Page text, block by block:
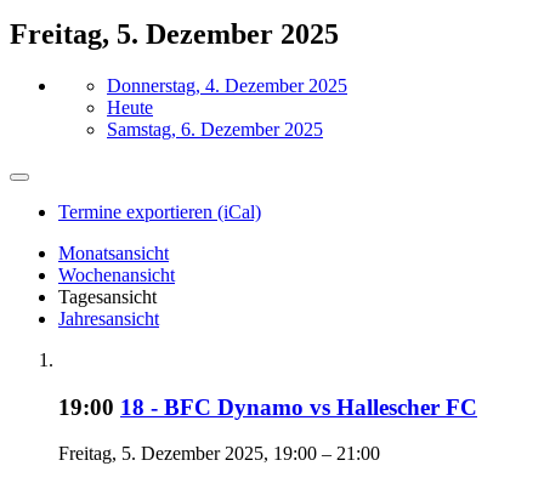
Freitag, 5. Dezember 2025
Donnerstag, 4. Dezember 2025
Heute
Samstag, 6. Dezember 2025
Termine exportieren (iCal)
Monatsansicht
Wochenansicht
Tagesansicht
Jahresansicht
19:00 18 - BFC Dynamo vs Hallescher FC
Freitag, 5. Dezember 2025, 19:00 – 21:00